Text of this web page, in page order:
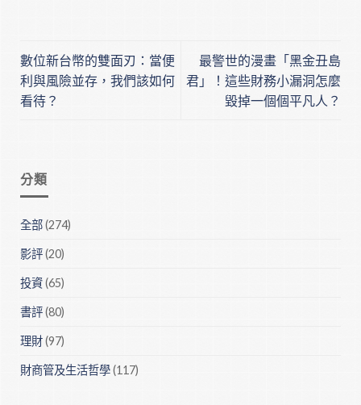
數位新台幣的雙面刃：當便
利與風險並存，我們該如何
看待？
最警世的漫畫「黑金丑島
君」！這些財務小漏洞怎麼
毀掉一個個平凡人？
分類
全部(274)
影評(20)
投資(65)
書評(80)
理財(97)
財商管及生活哲學(117)